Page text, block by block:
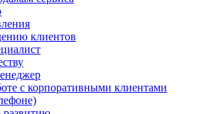
клиентов
с корпоративными клиентами